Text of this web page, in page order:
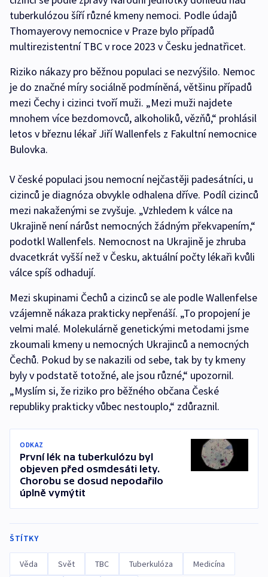
tuberkulózou šíří různé kmeny nemoci. Podle údajů
Thomayerovy nemocnice v Praze bylo případů
multirezistentní TBC v roce 2023 v Česku jednatřicet.
Riziko nákazy pro běžnou populaci se nezvýšilo. Nemoc
je do značné míry sociálně podmíněná, většinu případů
mezi Čechy i cizinci tvoří muži. „Mezi muži najdete
mnohem více bezdomovců, alkoholiků, vězňů,“ prohlásil
letos v březnu lékař Jiří Wallenfels z Fakultní nemocnice
Bulovka.
V české populaci jsou nemocní nejčastěji padesátníci, u
cizinců je diagnóza obvykle odhalena dříve. Podíl cizinců
mezi nakaženými se zvyšuje. „Vzhledem k válce na
Ukrajině není nárůst nemocných žádným překvapením,“
podotkl Wallenfels. Nemocnost na Ukrajině je zhruba
dvacetkrát vyšší než v Česku, aktuální počty lékaři kvůli
válce spíš odhadují.
Mezi skupinami Čechů a cizinců se ale podle Wallenfelse
vzájemně nákaza prakticky nepřenáší. „To propojení je
velmi malé. Molekulárně genetickými metodami jsme
zkoumali kmeny u nemocných Ukrajinců a nemocných
Čechů. Pokud by se nakazili od sebe, tak by ty kmeny
byly v podstatě totožné, ale jsou různé,“ upozornil.
„Myslím si, že riziko pro běžného občana České
republiky prakticky vůbec nestouplo,“ zdůraznil.
ODKAZ
První lék na tuberkulózu byl
objeven před osmdesáti lety.
Chorobu se dosud nepodařilo
úplně vymýtit
ŠTÍTKY
Věda Svět TBC Tuberkulóza Medicína